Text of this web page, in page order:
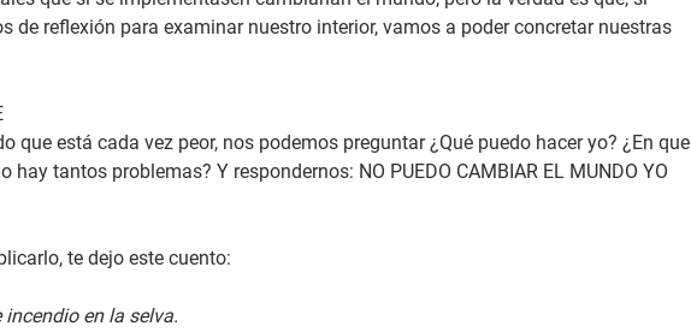
de reflexión para examinar nuestro interior, vamos a poder concretar nuestras
que está cada vez peor, nos podemos preguntar ¿Qué puedo hacer yo? ¿En que
tantos problemas? Y respondernos: NO PUEDO CAMBIAR EL MUNDO YO
te dejo este cuento:
en la selva.